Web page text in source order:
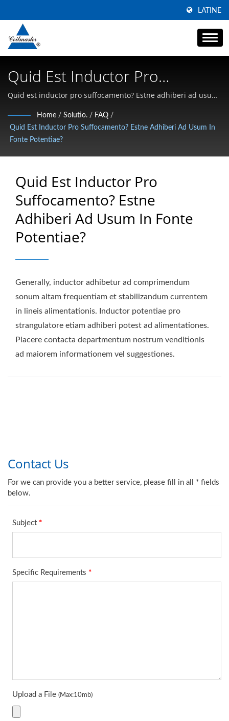
LATINE
Quid Est Inductor Pro
Suffocamento? Estne Adhiberi
Ad Usum In Fonte Potentiae? |
Communis Modus Potentiae
Linea Choke Fabricator |
Coilmaster Electronics
Quid est inductor pro suffocamento? Estne adhiberi ad usum
Inductores, Communis Modus Chokes, et Alta-Frequentia
Magnetica
Home / Solutio. / FAQ /
Quid Est Inductor Pro Suffocamento? Estne Adhiberi Ad Usum In
Fonte Potentiae?
Quid Est Inductor Pro
Suffocamento? Estne
Adhiberi Ad Usum In Fonte
Potentiae?
Generally, inductor adhibetur ad comprimendum
sonum altam frequentiam et stabilizandum currentem
in lineis alimentationis. Inductor potentiae pro
strangulatore etiam adhiberi potest ad alimentationes.
Placere contacta departmentum nostrum venditionis
ad maiorem informationem vel suggestiones.